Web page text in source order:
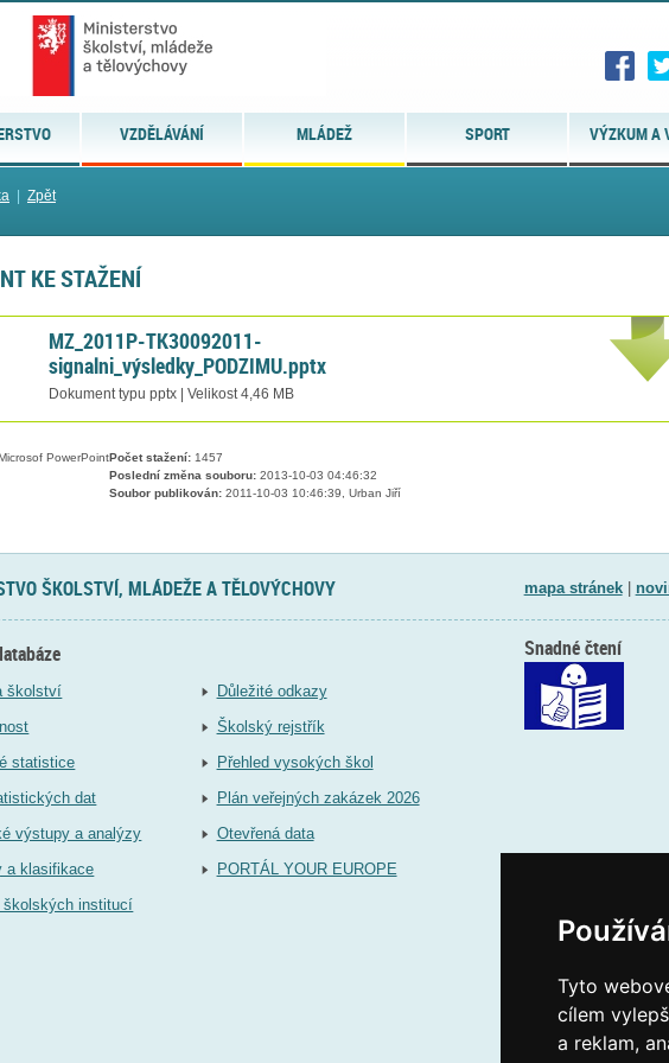
Tyto
cílem
a reklam,
VZDĚLÁVÁNÍ MLÁDEŽ SPORT VÝZKUM A
Zpět
KE STAŽENÍ
MZ_2011P-TK30092011-
signalni_výsledky_PODZIMU.pptx
Dokument typu pptx | Velikost 4,46 MB
Microsof PowerPointPočet stažení: 1457
Poslední změna souboru: 2013-10-03 04:46:32
Soubor publikován: 2011-10-03 10:46:39, Urban Jiří
ŠKOLSTVÍ, MLÁDEŽE A TĚLOVÝCHOVY mapa stránek|
školství
statistice
dat
výstupy a analýzy
a klasifikace
školských institucí
Důležité odkazy
Školský rejstřík
Přehled vysokých škol
Plán veřejných zakázek 2026
Otevřená data
PORTÁL YOUR EUROPE
Snadné čtení